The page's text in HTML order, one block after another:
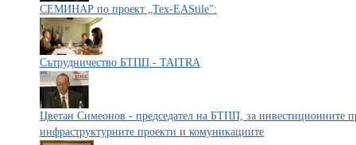
СЕМИНАР по проект „Tex-EAStile”:
Сътрудничество БТПП - TAITRA
Цветан Симеонов - председател на БТПП, за инвестиционните
инфраструктурните проекти и комуникациите